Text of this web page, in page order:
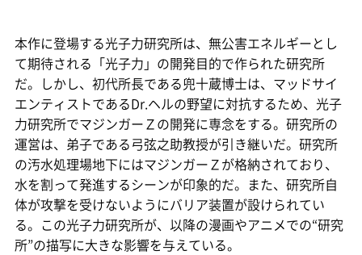
本作に登場する光子力研究所は、無公害エネルギーとし
て期待される「光子力」の開発目的で作られた研究所
だ。しかし、初代所長である兜十蔵博士は、マッドサイ
エンティストであるDr.ヘルの野望に対抗するため、光子
力研究所でマジンガーＺの開発に専念をする。研究所の
運営は、弟子である弓弦之助教授が引き継いだ。研究所
の汚水処理場地下にはマジンガーＺが格納されており、
水を割って発進するシーンが印象的だ。また、研究所自
体が攻撃を受けないようにバリア装置が設けられてい
る。この光子力研究所が、以降の漫画やアニメでの“研究
所”の描写に大きな影響を与えている。